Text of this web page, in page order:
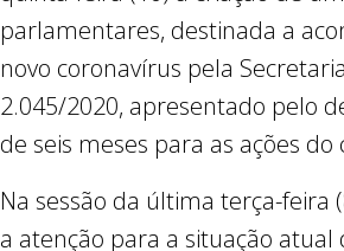
parlamentares, destinada a
novo coronavírus pela
2.045/2020, apresentado pelo
de seis meses para as ações
Na sessão da última terça-feira
a atenção para a situação